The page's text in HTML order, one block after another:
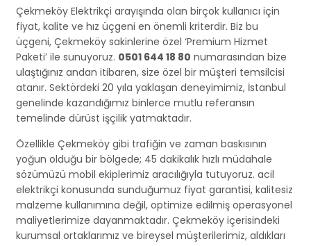
Çekmeköy Elektrikçi arayışında olan birçok kullanıcı için
fiyat, kalite ve hız üçgeni en önemli kriterdir. Biz bu
üçgeni, Çekmeköy sakinlerine özel ‘Premium Hizmet
Paketi’ ile sunuyoruz. 0501 644 18 80 numarasından bize
ulaştığınız andan itibaren, size özel bir müşteri temsilcisi
atanır. Sektördeki 20 yıla yaklaşan deneyimimiz, İstanbul
genelinde kazandığımız binlerce mutlu referansın
temelinde dürüst işçilik yatmaktadır.
Özellikle Çekmeköy gibi trafiğin ve zaman baskısının
yoğun olduğu bir bölgede; 45 dakikalık hızlı müdahale
sözümüzü mobil ekiplerimiz aracılığıyla tutuyoruz. acil
elektrikçi konusunda sunduğumuz fiyat garantisi, kalitesiz
malzeme kullanımına değil, optimize edilmiş operasyonel
maliyetlerimize dayanmaktadır. Çekmeköy içerisindeki
kurumsal ortaklarımız ve bireysel müşterilerimiz, aldıkları